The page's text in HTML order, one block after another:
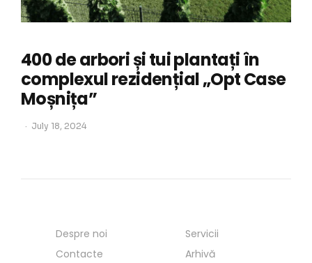
400 de arbori și tui plantați în
complexul rezidențial „Opt Case
Moșnița”
July 18, 2024
Despre noi
Contacte
Servicii
Arhivă